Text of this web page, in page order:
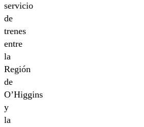
servicio
de
trenes
entre
la
Región
de
O’Higgins
y
la